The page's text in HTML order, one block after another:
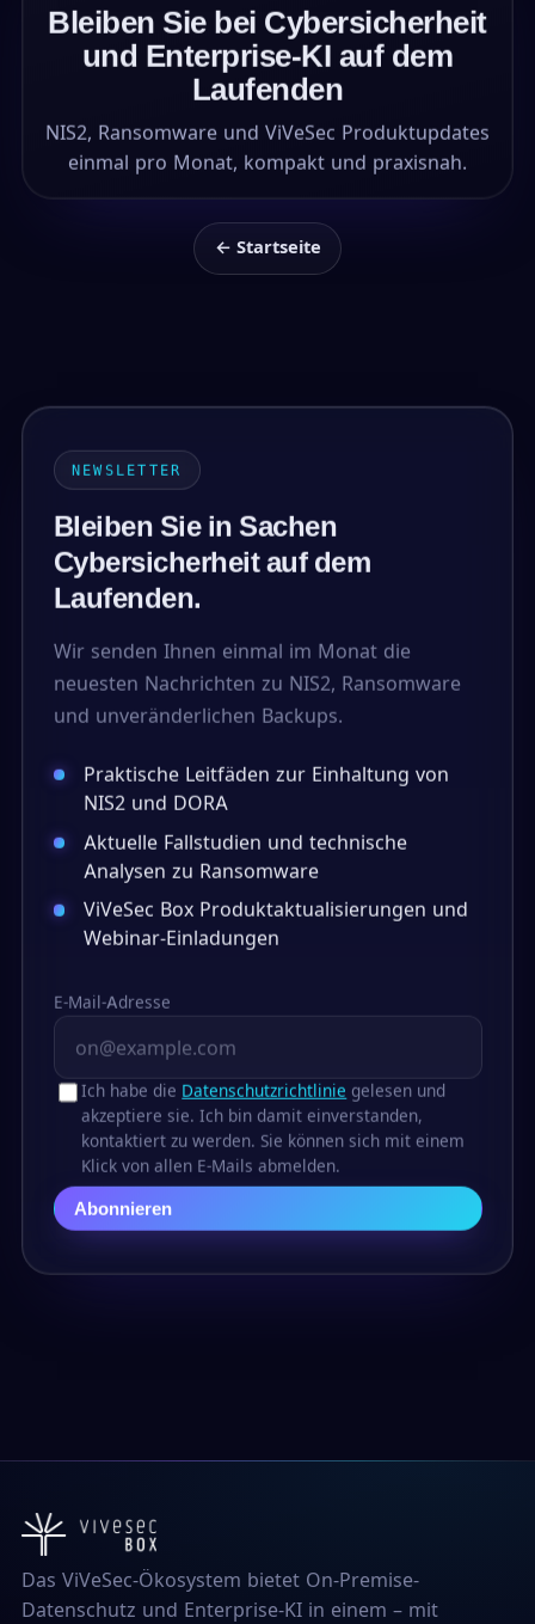
Bleiben Sie bei Cybersicherheit
und Enterprise-KI auf dem
Laufenden
NIS2, Ransomware und ViVeSec Produktupdates
einmal pro Monat, kompakt und praxisnah.
← Startseite
NEWSLETTER
Bleiben Sie in Sachen
Cybersicherheit auf dem
Laufenden.
Wir senden Ihnen einmal im Monat die
neuesten Nachrichten zu NIS2, Ransomware
und unveränderlichen Backups.
Praktische Leitfäden zur Einhaltung von
NIS2 und DORA
Aktuelle Fallstudien und technische
Analysen zu Ransomware
ViVeSec Box Produktaktualisierungen und
Webinar-Einladungen
E-Mail-Adresse
Ich habe die Datenschutzrichtlinie gelesen und
akzeptiere sie. Ich bin damit einverstanden,
kontaktiert zu werden. Sie können sich mit einem
Klick von allen E-Mails abmelden.
Abonnieren
Das ViVeSec-Ökosystem bietet On-Premise-
Datenschutz und Enterprise-KI in einem – mit